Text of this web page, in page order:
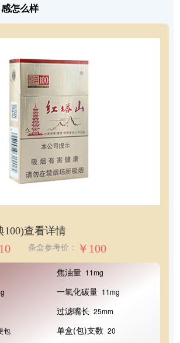
怎么样
100)查看详情
条盒参考价： ￥100
焦油量 11mg
一氧化碳量 11mg
过滤嘴长 25mm
包 单盒(包)支数 20